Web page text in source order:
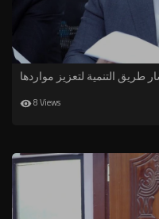
التنمية لتعزيز مواردها
8 Views